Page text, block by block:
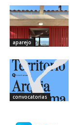
aparejo
convocatorias